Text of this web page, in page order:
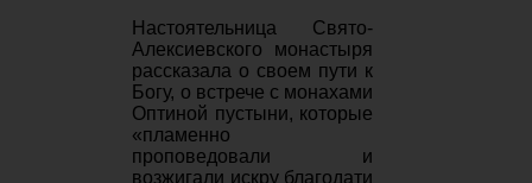
Настоятельница Свято-
Алексиевского монастыря
рассказала о своем пути к
Богу, о встрече с монахами
Оптиной пустыни, которые
«пламенно
проповедовали и
возжигали искру благодати